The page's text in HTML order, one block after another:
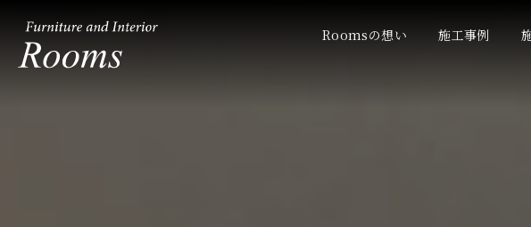
Roomsの想い
施工事例